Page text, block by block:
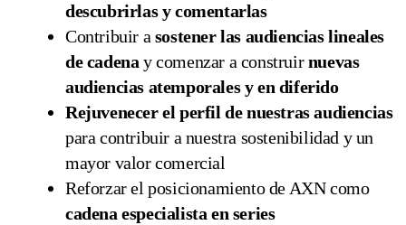
descubrirlas y comentarlas
Contribuir a sostener las audiencias lineales
de cadena y comenzar a construirnuevas
audiencias atemporales y en diferido
Rejuvenecer el perfil de nuestras audiencias
para contribuir a nuestra sostenibilidad y un
mayor valor comercial
Reforzar el posicionamiento de AXN como
cadena especialista en series